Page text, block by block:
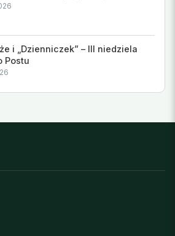
i „Dzienniczek” – III niedziela
Postu